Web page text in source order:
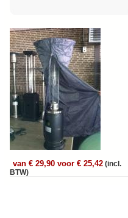
van € 29,90 voor € 25,42 (incl.
BTW)